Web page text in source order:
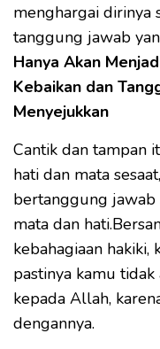
menghargai dirinya
tanggung jawab
Hanya Akan
Kebaikan dan
Menyejukkan
Cantik dan tampan
hati dan mata
bertanggung jawab
mata dan
kebahagiaan hakiki,
pastinya kamu
kepada Allah,
dengannya.